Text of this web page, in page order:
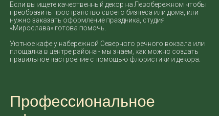
Если вы ищете качественный декор на Левобережном чтобы
преобразить пространство своего бизнеса или дома, или
нужно заказать оформление праздника, студия
«Мирослава» готова помочь.
Уютное кафе у набережной Северного речного вокзала или
площалка в центре района - мы знаем, как можно создать
правильное настроение с помощью флористики и декора.
Профессиональное